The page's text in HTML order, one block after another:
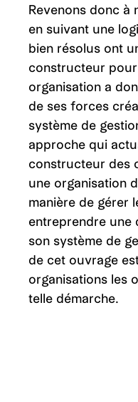
Revenons donc à
en suivant une
bien résolus ont
constructeur pour
organisation a
de ses forces
système de
approche qui
constructeur des
une organisation
manière de gérer
entreprendre une
son système de
de cet ouvrage
organisations les
telle démarche.